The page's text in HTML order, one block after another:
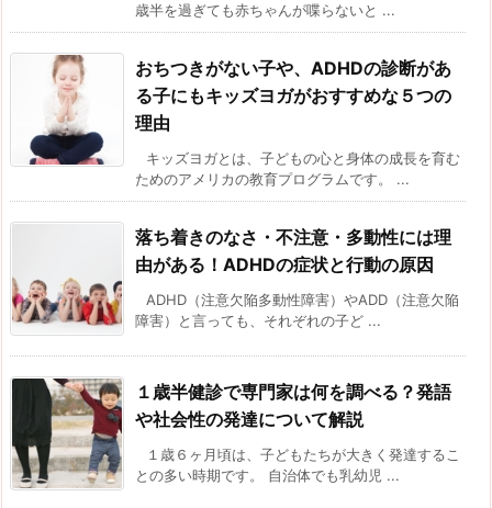
歳半を過ぎても赤ちゃんが喋らないと ...
おちつきがない子や、ADHDの診断があ
る子にもキッズヨガがおすすめな５つの
理由
キッズヨガとは、子どもの心と身体の成長を育む
ためのアメリカの教育プログラムです。 ...
落ち着きのなさ・不注意・多動性には理
由がある！ADHDの症状と行動の原因
ADHD（注意欠陥多動性障害）やADD（注意欠陥
障害）と言っても、それぞれの子ど ...
１歳半健診で専門家は何を調べる？発語
や社会性の発達について解説
１歳６ヶ月頃は、子どもたちが大きく発達するこ
との多い時期です。 自治体でも乳幼児 ...